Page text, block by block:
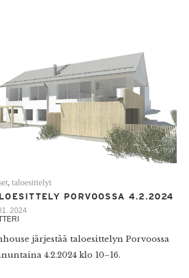
,taloesittelyt
PORVOOSSA 4.2.2024
2024
järjestää taloesittelyn Porvoossa
4.2.2024 klo 10–16.